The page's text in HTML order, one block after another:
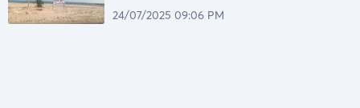
24/07/2025 09:06 PM